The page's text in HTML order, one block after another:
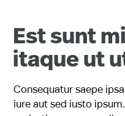
Est sunt
itaque ut
Consequatur saepe
iure aut sed iusto